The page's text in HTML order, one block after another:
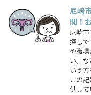
尼崎
関！
尼崎
探し
や職
い。
いう
この
供し